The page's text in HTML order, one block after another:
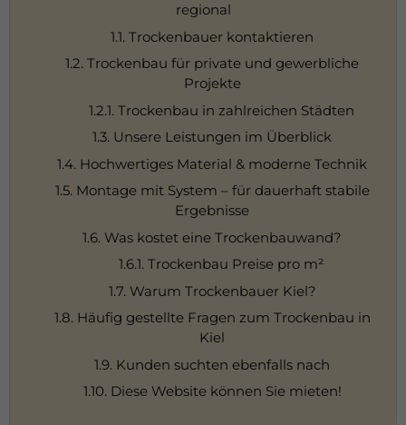
regional
1.1. Trockenbauer kontaktieren
1.2. Trockenbau für private und gewerbliche
Projekte
1.2.1. Trockenbau in zahlreichen Städten
1.3. Unsere Leistungen im Überblick
1.4. Hochwertiges Material & moderne Technik
1.5. Montage mit System – für dauerhaft stabile
Ergebnisse
1.6. Was kostet eine Trockenbauwand?
1.6.1. Trockenbau Preise pro m²
1.7. Warum Trockenbauer Kiel?
1.8. Häufig gestellte Fragen zum Trockenbau in
Kiel
1.9. Kunden suchten ebenfalls nach
1.10. Diese Website können Sie mieten!